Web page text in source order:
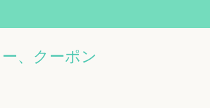
、クーポン